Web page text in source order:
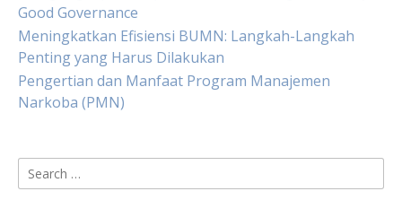
Good Governance
Meningkatkan Efisiensi BUMN: Langkah-Langkah
Penting yang Harus Dilakukan
Pengertian dan Manfaat Program Manajemen
Narkoba (PMN)
Search
for: